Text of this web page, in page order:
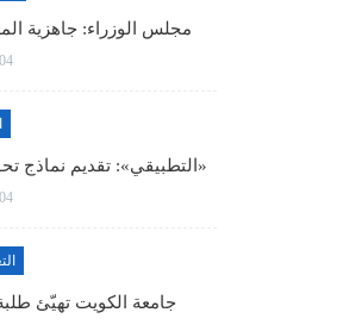
مجلس الوزراء: جاهزية
«التطبيقي»: تقديم نماذج
جامعة الكويت تهيّئ